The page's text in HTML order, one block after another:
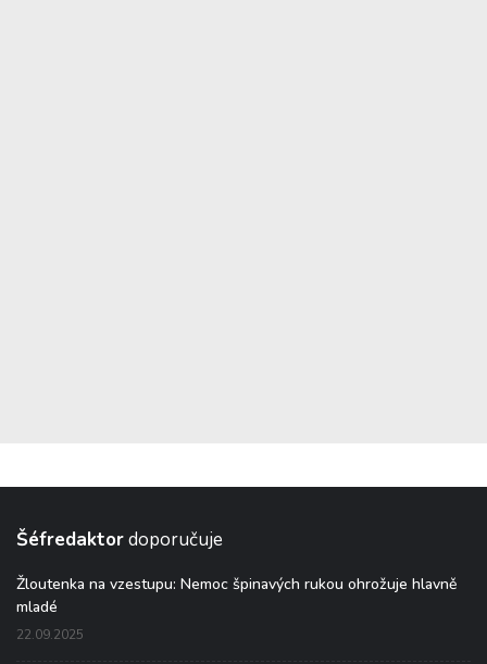
Šéfredaktordoporučuje
Žloutenka na vzestupu: Nemoc špinavých rukou ohrožuje hlavně
mladé
22.09.2025